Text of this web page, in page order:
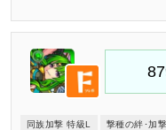
同族加撃 特級L 撃種の絆･加